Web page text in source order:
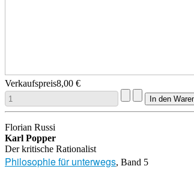
Verkaufspreis8,00 €
Florian Russi
Karl Popper
Der kritische Rationalist
Philosophie für unterwegs, Band 5